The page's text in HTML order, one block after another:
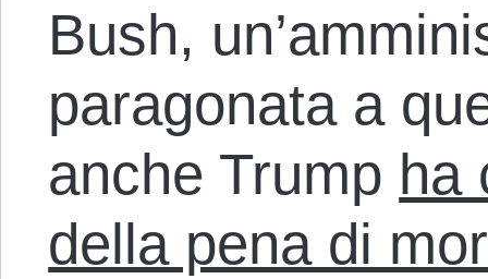
Bush,
paragonata a
anche Trump ha
della pena di